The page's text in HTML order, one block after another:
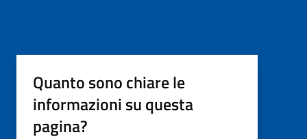
Quanto sono chiare le
informazioni su questa
pagina?